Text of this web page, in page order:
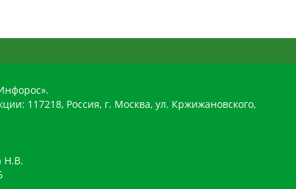
117218, Россия, г. Москва, ул. Кржижановского,
Н.В.